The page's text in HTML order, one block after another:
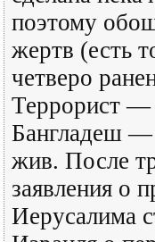
поэтому
жертв (есть
четверо
Террорист —
Бангладеш —
жив. После
заявления о
Иерусалима